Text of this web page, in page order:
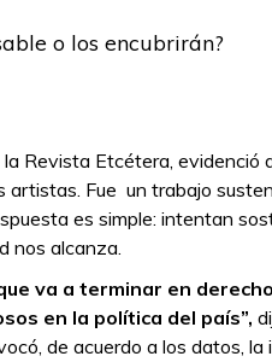
o los encubrirán?
la Revista Etcétera, evidenció
artistas. Fue un trabajo
es simple: intentan
nos alcanza.
va a terminar en
en la política del país”,
de acuerdo a los datos,